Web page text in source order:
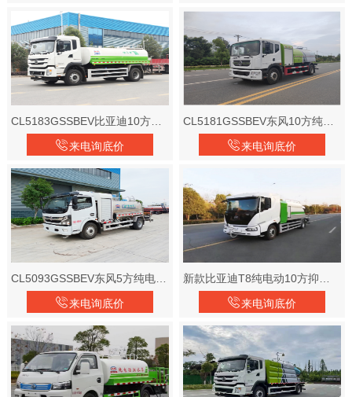
CL5183GSSBEV比亚迪10方纯电动洒水车
来电询底价
CL5181GSSBEV东风10方纯电动洒水车
来电询底价
CL5093GSSBEV东风5方纯电动洒水车
来电询底价
新款比亚迪T8纯电动10方抑尘车
来电询底价